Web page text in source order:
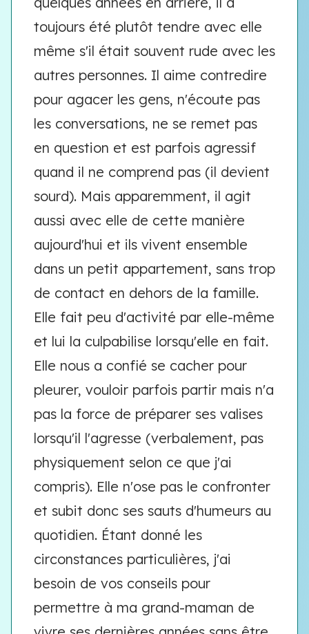
toujours été plutôt tendre avec elle
même s'il était souvent rude avec les
autres personnes. Il aime contredire
pour agacer les gens, n'écoute pas
les conversations, ne se remet pas
en question et est parfois agressif
quand il ne comprend pas (il devient
sourd). Mais apparemment, il agit
aussi avec elle de cette manière
aujourd'hui et ils vivent ensemble
dans un petit appartement, sans trop
de contact en dehors de la famille.
Elle fait peu d'activité par elle-même
et lui la culpabilise lorsqu'elle en fait.
Elle nous a confié se cacher pour
pleurer, vouloir parfois partir mais n'a
pas la force de préparer ses valises
lorsqu'il l'agresse (verbalement, pas
physiquement selon ce que j'ai
compris). Elle n'ose pas le confronter
et subit donc ses sauts d'humeurs au
quotidien. Étant donné les
circonstances particulières, j'ai
besoin de vos conseils pour
permettre à ma grand-maman de